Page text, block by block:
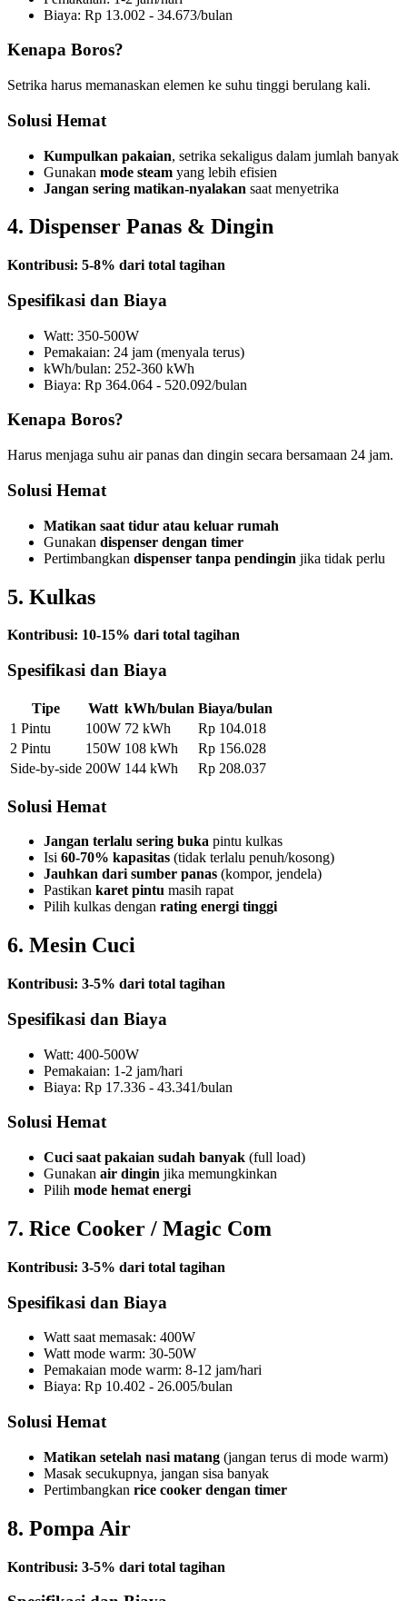
Biaya: Rp 13.002 - 34.673/bulan
Kenapa Boros?
Setrika harus memanaskan elemen ke suhu tinggi berulang kali.
Solusi Hemat
Kumpulkan pakaian, setrika sekaligus dalam jumlah banyak
Gunakan mode steam yang lebih efisien
Jangan sering matikan-nyalakan saat menyetrika
4. Dispenser Panas & Dingin
Kontribusi: 5-8% dari total tagihan
Spesifikasi dan Biaya
Watt: 350-500W
Pemakaian: 24 jam (menyala terus)
kWh/bulan: 252-360 kWh
Biaya: Rp 364.064 - 520.092/bulan
Kenapa Boros?
Harus menjaga suhu air panas dan dingin secara bersamaan 24 jam.
Solusi Hemat
Matikan saat tidur atau keluar rumah
Gunakan dispenser dengan timer
Pertimbangkan dispenser tanpa pendingin jika tidak perlu
5. Kulkas
Kontribusi: 10-15% dari total tagihan
Spesifikasi dan Biaya
Tipe Watt kWh/bulan Biaya/bulan
1 Pintu
100W 72 kWh
Rp 104.018
2 Pintu
150W 108 kWh
Rp 156.028
Side-by-side 200W 144 kWh Rp 208.037
Solusi Hemat
Jangan terlalu sering buka pintu kulkas
Isi 60-70% kapasitas (tidak terlalu penuh/kosong)
Jauhkan dari sumber panas (kompor, jendela)
Pastikan karet pintu masih rapat
Pilih kulkas dengan rating energi tinggi
6. Mesin Cuci
Kontribusi: 3-5% dari total tagihan
Spesifikasi dan Biaya
Watt: 400-500W
Pemakaian: 1-2 jam/hari
Biaya: Rp 17.336 - 43.341/bulan
Solusi Hemat
Cuci saat pakaian sudah banyak (full load)
Gunakan air dingin jika memungkinkan
Pilih mode hemat energi
7. Rice Cooker / Magic Com
Kontribusi: 3-5% dari total tagihan
Spesifikasi dan Biaya
Watt saat memasak: 400W
Watt mode warm: 30-50W
Pemakaian mode warm: 8-12 jam/hari
Biaya: Rp 10.402 - 26.005/bulan
Solusi Hemat
Matikan setelah nasi matang (jangan terus di mode warm)
Masak secukupnya, jangan sisa banyak
Pertimbangkan rice cooker dengan timer
8. Pompa Air
Kontribusi: 3-5% dari total tagihan